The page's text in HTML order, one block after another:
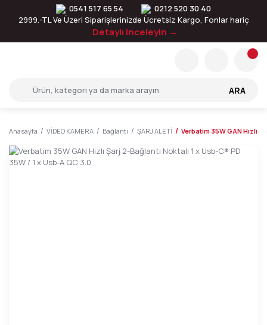
0541 517 65 54
0212 520 30 40
2999.-TL Ve Üzeri Siparişlerinizde Ücretsiz Kargo, Fonlar hariç
Detaylı inceleyin →
ARA
Anasayfa VİDEO KAMERA Bağlantı ŞARJ ALETİ Verbatim 35W GAN Hızlı